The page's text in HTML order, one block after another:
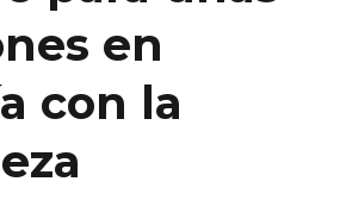
en
con la